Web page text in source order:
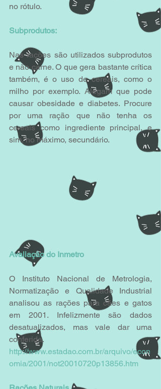
no rótulo.
Subprodutos:
Nas rações são utilizados subprodutos
e não carne. O que gera bastante crítica
também, é o uso de cereais, como o
milho por exemplo. Alegam que pode
causar obesidade e diabetes. Procure
por uma ração que não tenha os
cereais como ingrediente principal, e
sim, no máximo, secundário.
Avaliação do Inmetro
O Instituto Nacional de Metrologia,
Normatização e Qualidade Industrial
analisou as rações para cães e gatos
em 2001. Infelizmente são dados
desatualizados, mas vale dar uma
conferida.
http://www.estadao.com.br/arquivo/econ
omia/2001/not20010720p13856.htm